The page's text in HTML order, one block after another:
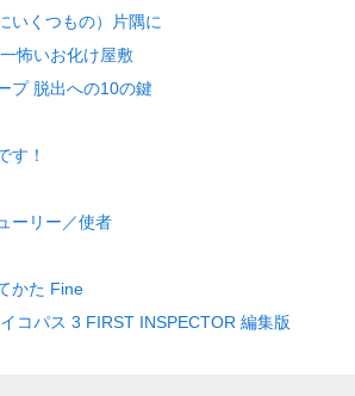
いくつもの）片隅に
怖いお化け屋敷
プ 脱出への10の鍵
す！
ーリー／使者
かた Fine
コパス 3 FIRST INSPECTOR 編集版